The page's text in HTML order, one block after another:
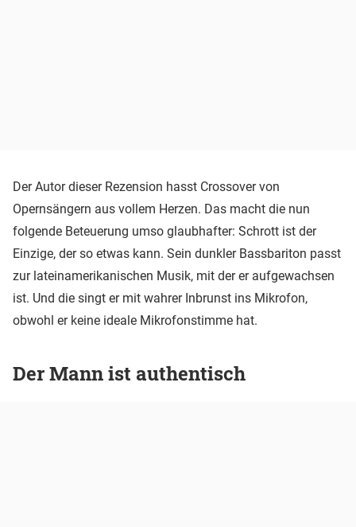
Der Autor dieser Rezension hasst Crossover von
Opernsängern aus vollem Herzen. Das macht die nun
folgende Beteuerung umso glaubhafter: Schrott ist der
Einzige, der so etwas kann. Sein dunkler Bassbariton passt
zur lateinamerikanischen Musik, mit der er aufgewachsen
ist. Und die singt er mit wahrer Inbrunst ins Mikrofon,
obwohl er keine ideale Mikrofonstimme hat.
Der Mann ist authentisch